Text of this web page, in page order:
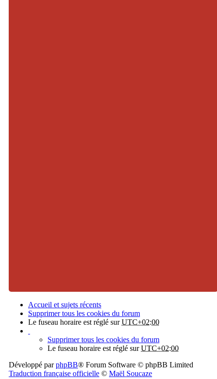
Accueil et sujets récents
Supprimer tous les cookies du forum
Le fuseau horaire est réglé surUTC+02:00
Supprimer tous les cookies du forum
Le fuseau horaire est réglé surUTC+02:00
Développé parphpBB® Forum Software © phpBB Limited
Traduction française officielle © Maël Soucaze